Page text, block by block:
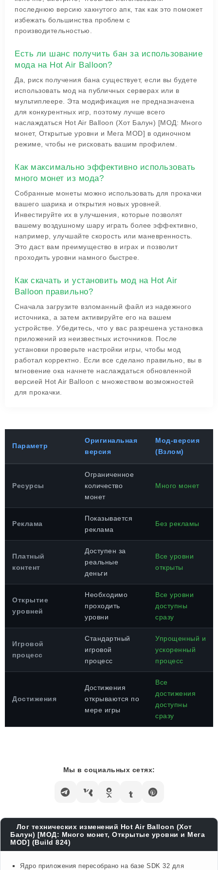
последнюю версию хакнутого апк, так как это поможет
избежать большинства проблем с
производительностью.
Есть ли шанс получить бан за использование
мода на Hot Air Balloon?
Да, риск получения бана существует, если вы будете
использовать мод на публичных серверах или в
мультиплеере. Эта модификация не предназначена
для конкурентных игр, поэтому лучше всего
наслаждаться Hot Air Balloon (Хот Балун) [МОД: Много
монет, Открытые уровни и Мега MOD] в одиночном
режиме, чтобы не рисковать вашим профилем.
Как максимально эффективно использовать
много монет из мода?
Собранные монеты можно использовать для прокачки
вашего шарика и открытия новых уровней.
Инвестируйте их в улучшения, которые позволят
вашему воздушному шару играть более эффективно,
например, улучшайте скорость или маневренность.
Это даст вам преимущество в играх и позволит
проходить уровни намного быстрее.
Как скачать и установить мод на Hot Air
Balloon правильно?
Сначала загрузите взломанный файл из надежного
источника, а затем активируйте его на вашем
устройстве. Убедитесь, что у вас разрешена установка
приложений из неизвестных источников. После
установки проверьте настройки игры, чтобы мод
работал корректно. Если все сделано правильно, вы в
мгновение ока начнете наслаждаться обновленной
версией Hot Air Balloon с множеством возможностей
для прокачки.
Параметр
Оригинальная
версия
Мод-версия
(Взлом)
Ресурсы
Ограниченное
количество
монет
Много монет
Реклама
Показывается
реклама
Без рекламы
Платный
контент
Доступен за
реальные
деньги
Все уровни
открыты
Открытие
уровней
Необходимо
проходить
уровни
Все уровни
доступны
сразу
Игровой
процесс
Стандартный
игровой
процесс
Упрощенный и
ускоренный
процесс
Достижения
Достижения
открываются по
мере игры
Все
достижения
доступны
сразу
Мы в социальных сетях:
Лог технических изменений Hot Air Balloon (Хот
Балун) [МОД: Много монет, Открытые уровни и Мега
MOD] (Build 824)
Ядро приложения пересобрано на базе SDK 32 для